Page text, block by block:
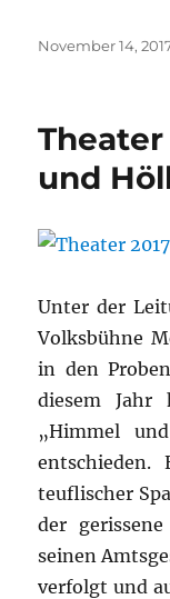
Veröffentlicht
November 14,
Theater
und
Unter der
Volksbühne
in den
diesem
„Himmel
entschieden.
teuflischer
der
seinen
verfolgt und